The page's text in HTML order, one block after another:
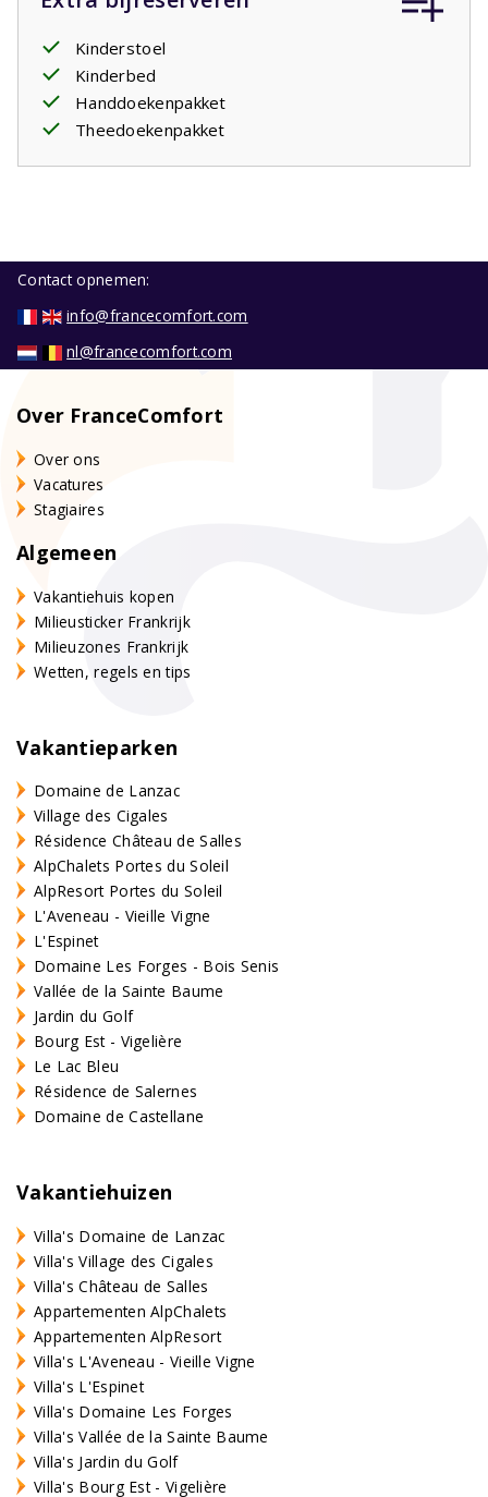
Kinderstoel
Kinderbed
Handdoekenpakket
Theedoekenpakket
Contact opnemen:
info@francecomfort.com
nl@francecomfort.com
Over FranceComfort
Over ons
Vacatures
Stagiaires
Algemeen
Vakantiehuis kopen
Milieusticker Frankrijk
Milieuzones Frankrijk
Wetten, regels en tips
Vakantieparken
Domaine de Lanzac
Village des Cigales
Résidence Château de Salles
AlpChalets Portes du Soleil
AlpResort Portes du Soleil
L'Aveneau - Vieille Vigne
L'Espinet
Domaine Les Forges - Bois Senis
Vallée de la Sainte Baume
Jardin du Golf
Bourg Est - Vigelière
Le Lac Bleu
Résidence de Salernes
Domaine de Castellane
Vakantiehuizen
Villa's Domaine de Lanzac
Villa's Village des Cigales
Villa's Château de Salles
Appartementen AlpChalets
Appartementen AlpResort
Villa's L'Aveneau - Vieille Vigne
Villa's L'Espinet
Villa's Domaine Les Forges
Villa's Vallée de la Sainte Baume
Villa's Jardin du Golf
Villa's Bourg Est - Vigelière